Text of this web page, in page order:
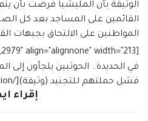
الوثيقة بأن المليشيا فرضت بأن
القائمين على المساجد بعد كل
المواطنين على الالتحاق بجبهات
[caption id="attachment_2979" align="alignnone" width="213"]
في الحديدة.. الحوثيين يلجأون إلى
فشل حملتهم للتجنيد (وثيقة)[/caption]
إقراء